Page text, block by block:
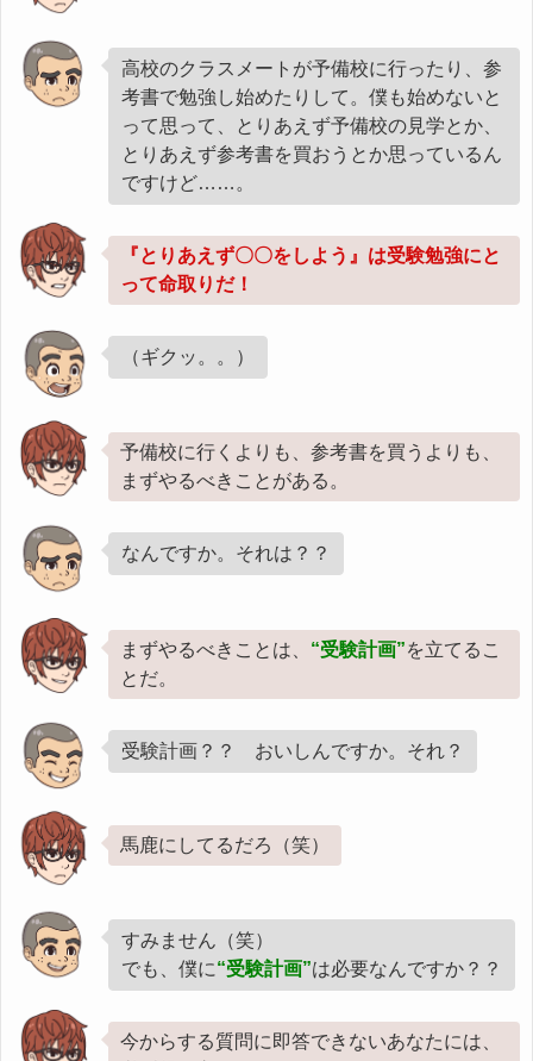
高校のクラスメートが予備校に行ったり、参
考書で勉強し始めたりして。僕も始めないと
って思って、とりあえず予備校の見学とか、
とりあえず参考書を買おうとか思っているん
ですけど……。
『とりあえず〇〇をしよう』は受験勉強にと
って命取りだ！
（ギクッ。。）
予備校に行くよりも、参考書を買うよりも、
まずやるべきことがある。
なんですか。それは？？
まずやるべきことは、 “受験計画”を立てるこ
とだ。
受験計画？？ おいしんですか。それ？
馬鹿にしてるだろ（笑）
すみません（笑）
でも、僕に“受験計画”は必要なんですか？？
今からする質問に即答できないあなたには、